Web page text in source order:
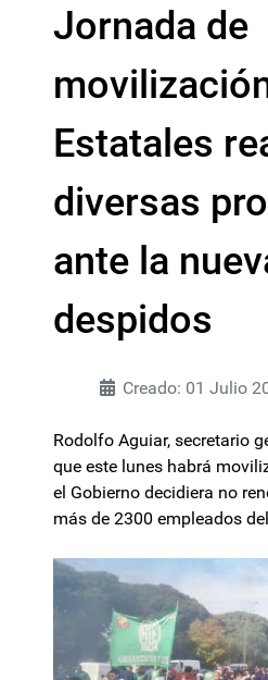
Jornada de
Estatales
diversas
ante la
despidos
Creado: 01 Julio
Rodolfo Aguiar, secretario
que este lunes habrá
el Gobierno decidiera no
más de 2300 empleados